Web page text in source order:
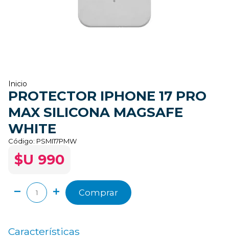
Inicio
PROTECTOR IPHONE 17 PRO
MAX SILICONA MAGSAFE
WHITE
Código: PSMI17PMW
$U 990
Comprar
Características